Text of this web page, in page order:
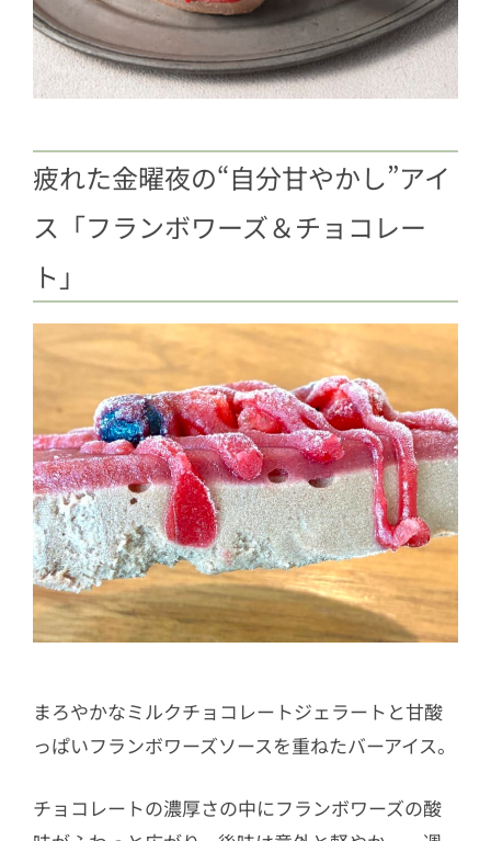
疲れた金曜夜の“自分甘やかし”アイ
ス「フランボワーズ＆チョコレー
ト」
まろやかなミルクチョコレートジェラートと甘酸
っぱいフランボワーズソースを重ねたバーアイス。
チョコレートの濃厚さの中にフランボワーズの酸